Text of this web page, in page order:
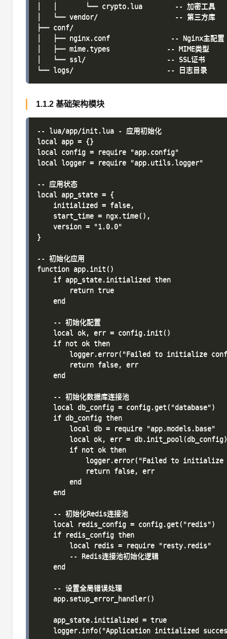
│   │       └── crypto.lua        -- 加密工具
│   └── vendor/                   -- 第三方库
├── conf/
│   ├── nginx.conf               -- Nginx主配置
│   ├── mime.types              -- MIME类型
│   └── ssl/                    -- SSL证书
1.1.2 基础架构模块
-- lua/app/init.lua - 应用初始化
local app = {}
local config = require "app.config"
local logger = require "app.utils.logger"
-- 应用状态
local app_state = {
    initialized = false,
    start_time = ngx.time(),
    version = "1.0.0"
}
-- 初始化应用
function app.init()
    if app_state.initialized then
        return true
    end
    -- 初始化配置
    local ok, err = config.init()
    if not ok then
logger.error("Failed to initialize
        return false, err
    end
    -- 初始化数据库连接池
    local db_config = config.get("database")
    if db_config then
        local db = require "app.models.base"
        local ok, err = db.init_pool(db_config)
        if not ok then
logger.error("Failed to initialize
            return false, err
        end
    end
    -- 初始化Redis连接池
    local redis_config = config.get("redis")
    if redis_config then
        local redis = require "resty.redis"
        -- Redis连接池初始化逻辑
    end
    -- 设置全局错误处理
    app.setup_error_handler()
    app_state.initialized = true
logger.info("Application initialized